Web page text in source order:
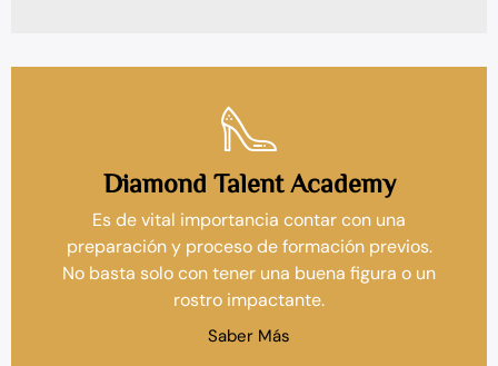
Diamond Talent Academy
Es de vital importancia contar con una
preparación y proceso de formación previos.
No basta solo con tener una buena figura o un
rostro impactante.
Saber Más